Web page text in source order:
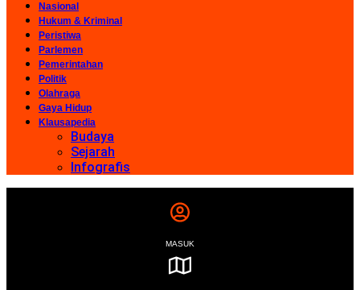
Nasional
Hukum & Kriminal
Peristiwa
Parlemen
Pemerintahan
Politik
Olahraga
Gaya Hidup
Klausapedia
Budaya
Sejarah
Infografis
MASUK